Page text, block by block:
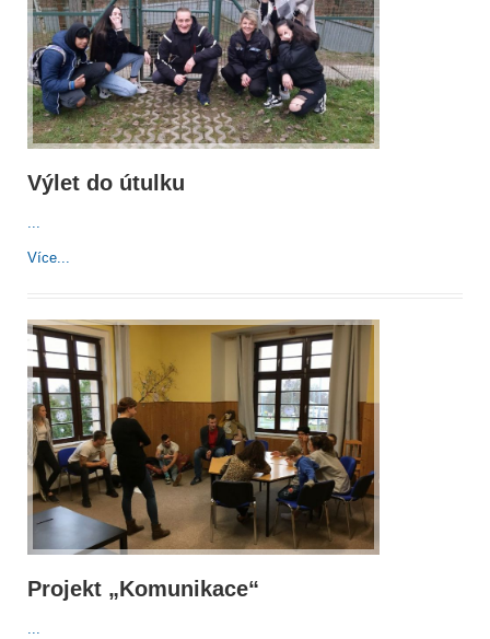
Výlet do útulku
...
Více...
Projekt „Komunikace“
...